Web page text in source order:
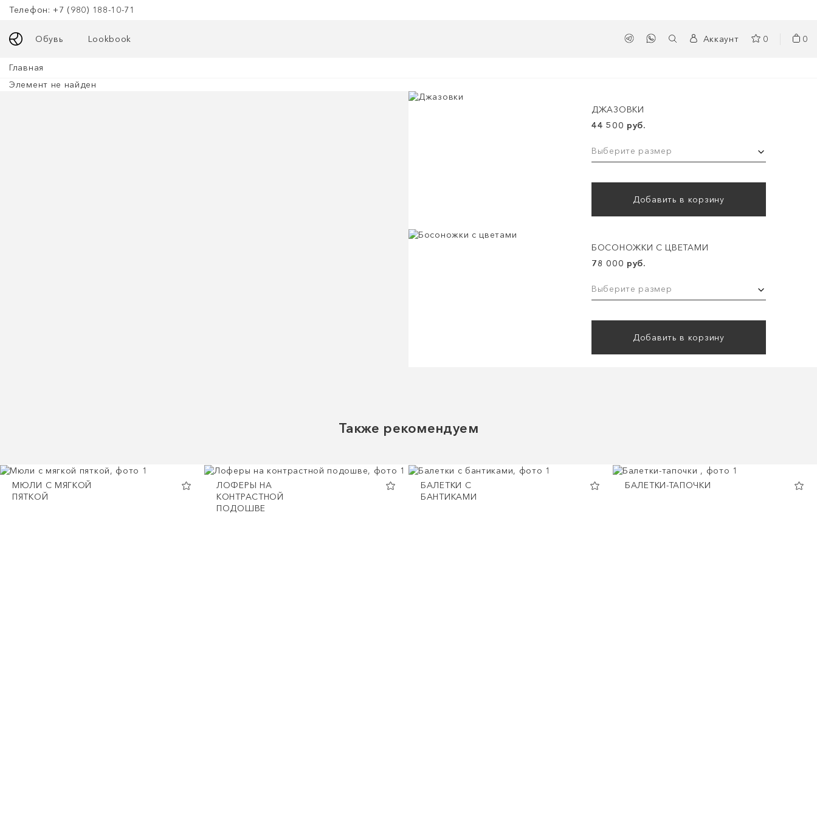
Телефон: +7 (980) 188-10-71
Обувь Lookbook Аккаунт 0 0
Главная
Элемент не найден
ДЖАЗОВКИ
44 500 руб.
Выберите размер
Добавить в корзину
БОСОНОЖКИ С ЦВЕТАМИ
78 000 руб.
Выберите размер
Добавить в корзину
Также рекомендуем
МЮЛИ С МЯГКОЙ
ПЯТКОЙ
ЛОФЕРЫ НА
КОНТРАСТНОЙ
ПОДОШВЕ
БАЛЕТКИ С
БАНТИКАМИ
БАЛЕТКИ-ТАПОЧКИ